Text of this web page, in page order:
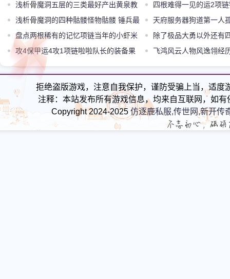
龙剑甲吗
隐藏属性吗
浅析骨魔洞五层的三类最好产出黄泉教
主略显尴尬
四根难得一见的运2项
项链最牛
浅析骨魔洞的四种骷髅怪物骷髅 锤兵最
奇特
天府服务器狗道第一人
盘点两根稀有的记忆项链当年的小虾米
和8L都没有
除了极品大勇以外还有
BOSS
攻4保甲运4攻1项链啦啦队长的装备果
然厉害
飞鸿风云人物风逸翎经
不倒
拒绝盗版游戏，注意自我保护，谨防受骗上当，适
注释：本站发布所有游戏信息，均来自互联网，如
Copyright 2024-2025仿逐鹿私服,传世网,新开传